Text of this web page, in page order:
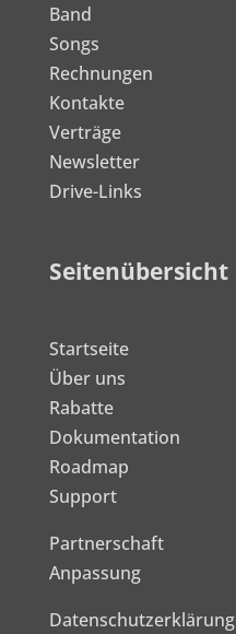
Band
Songs
Rechnungen
Kontakte
Verträge
Newsletter
Drive-Links
Seitenübersicht
Startseite
Über uns
Rabatte
Dokumentation
Roadmap
Support
Partnerschaft
Anpassung
Datenschutzerklärung